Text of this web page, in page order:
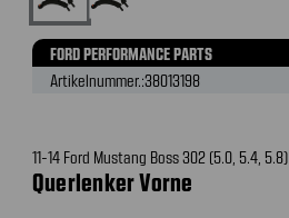
FORD PERFORMANCE PARTS
Artikelnummer.:38013198
11-14 Ford Mustang Boss 302 (5.0, 5.4, 5.8)
Querlenker Vorne